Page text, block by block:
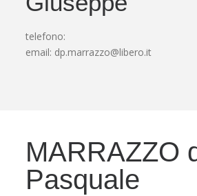
telefono:
email: dp.marrazzo@libero.it
MARRAZZO
Pasquale